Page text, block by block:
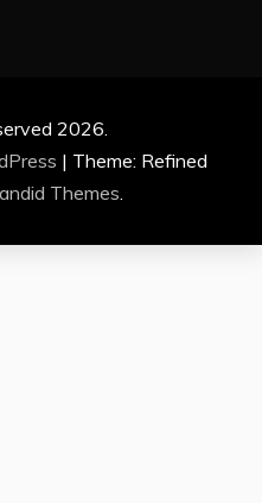
2026.
| Theme: Refined
Themes